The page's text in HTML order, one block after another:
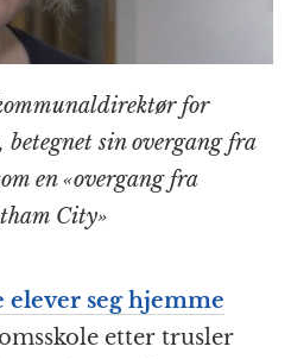
for
sin overgang fra
en «overgang fra
City»
seg hjemme
etter trusler